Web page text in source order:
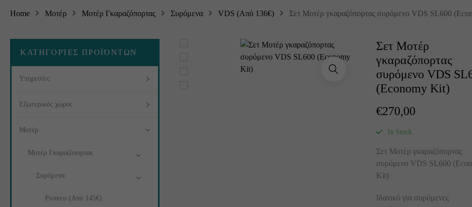
Home Μοτέρ Μοτέρ Γκαραζόπορτας Συρόμενα VDS (Από 136€) Σετ Μοτέρ γκαραζόπορτας συρόμενο VDS SL600
Σετ Μοτέρ
γκαραζόπορτας
συρόμενο VDS
(Economy Kit)
€270,00
In Stock
Σετ Μοτέρ γκαραζόπορτας
συρόμενο VDS SL600
Kit)
Ιδανικό για συρόμενες
ΚΑΤΗΓΟΡΊΕΣ ΠΡΟΪΌΝΤΩΝ
Υπηρεσίες
Εξωτερικός χώρος
Μοτέρ
Μοτέρ Γκαραζόπορτας
Συρόμενα
Proteco (Από 145€)